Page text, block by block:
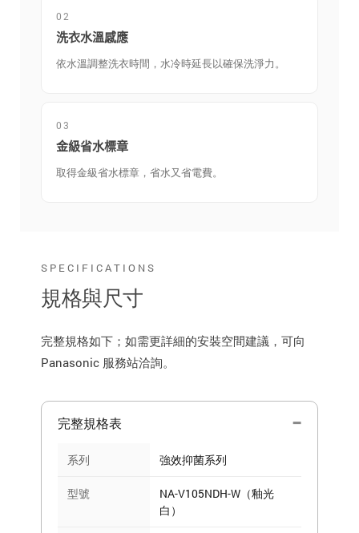
02
洗衣水溫感應
依水溫調整洗衣時間，水冷時延長以確保洗淨力。
03
金級省水標章
取得金級省水標章，省水又省電費。
SPECIFICATIONS
規格與尺寸
完整規格如下；如需更詳細的安裝空間建議，可向
Panasonic 服務站洽詢。
完整規格表
系列 強效抑菌系列
型號
NA-V105NDH-W（釉光
白）